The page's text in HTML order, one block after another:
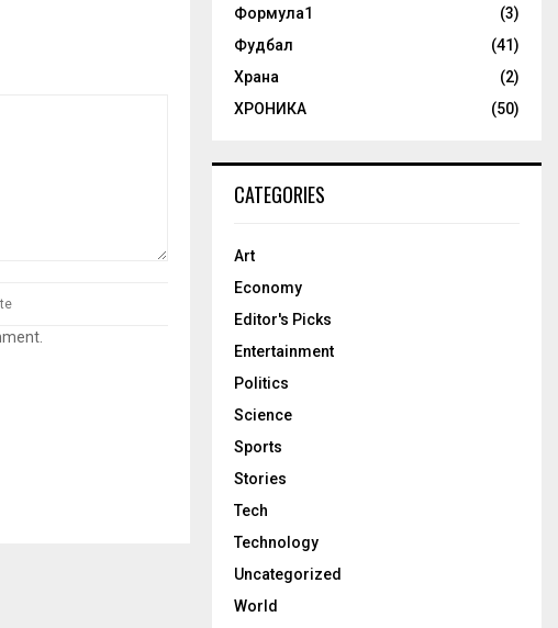
Формула1
(3)
Фудбал
(41)
Храна
(2)
ХРОНИКА
(50)
CATEGORIES
Art
Economy
Editor's Picks
Entertainment
Politics
Science
Sports
Stories
Tech
Technology
Uncategorized
World